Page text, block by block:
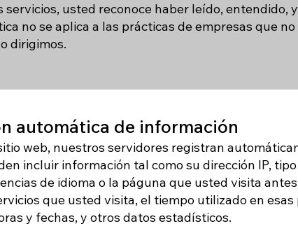
servicios, usted reconoce haber leído, entendido,
no se aplica a las prácticas de empresas que
dirigimos.
automática de información
web, nuestros servidores registran
incluir información tal como su dirección IP,
de idioma o la páguna que usted visita
que usted visita, el tiempo utilizado en
y fechas, y otros datos estadísticos.